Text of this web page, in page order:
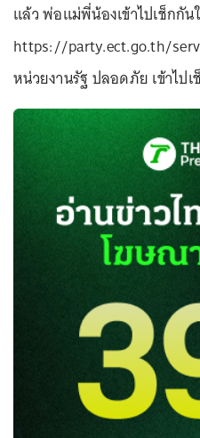
แล้ว พ่อแม่พี่น้องเข้าไปเช็กกั
https://party.ect.go.th/
หน่วยงานรัฐ ปลอดภัย เข้าไป